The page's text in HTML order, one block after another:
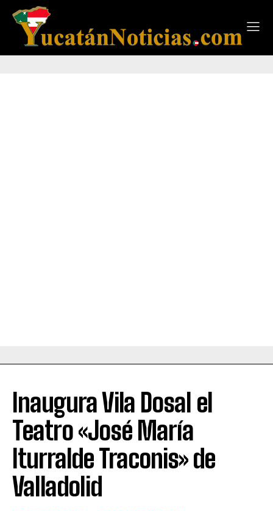
Inaugura Vila Dosal el
Teatro «José María
Iturralde Traconis» de
Valladolid